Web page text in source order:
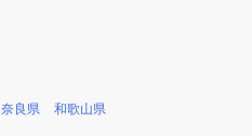
奈良県 和歌山県